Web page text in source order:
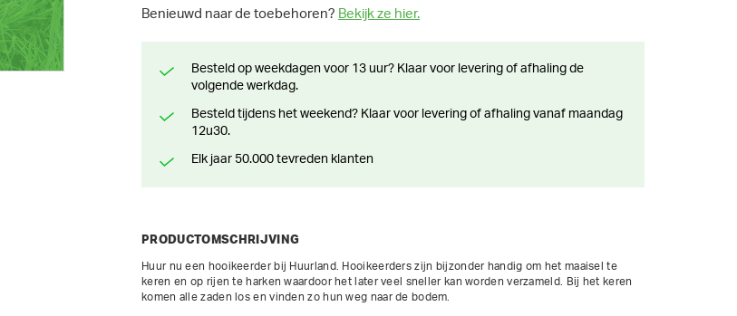
Benieuwd naar de toebehoren? Bekijk ze hier.
Besteld op weekdagen voor 13 uur? Klaar voor levering of afhaling de
volgende werkdag.
Besteld tijdens het weekend? Klaar voor levering of afhaling vanaf maandag
12u30.
Elk jaar 50.000 tevreden klanten
PRODUCTOMSCHRIJVING
Huur nu een hooikeerder bij Huurland. Hooikeerders zijn bijzonder handig om het maaisel te
keren en op rijen te harken waardoor het later veel sneller kan worden verzameld. Bij het keren
komen alle zaden los en vinden zo hun weg naar de bodem.